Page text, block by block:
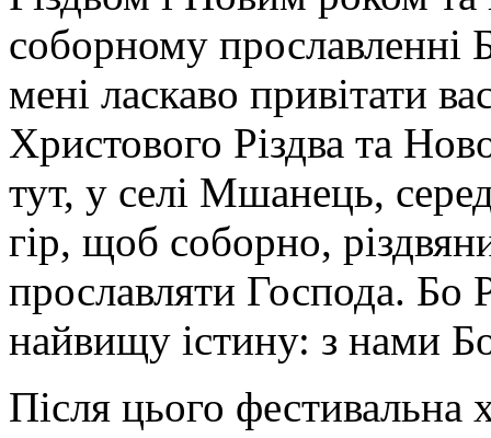
соборному прославленні
мені ласкаво привітати
Христового Різдва та
тут, у селі Мшанець,
гір, щоб соборно,
прославляти Господа. Бо
найвищу істину: з нами
Після цього фестивальна